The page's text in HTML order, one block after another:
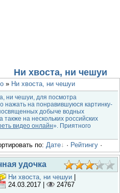
Ни хвоста, ни чешуи
» Ни хвоста, ни чешуи
ни чешуи, для посмотра
нажать на понравившуюся картинку-
добыче водных
на нескольких российских
видео онлайн». Приятного
по: Дате · Рейтингу ·
удочка
Ни хвоста, ни чешуи
24.03.2017
24767